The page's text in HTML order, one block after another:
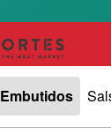
Embutidos